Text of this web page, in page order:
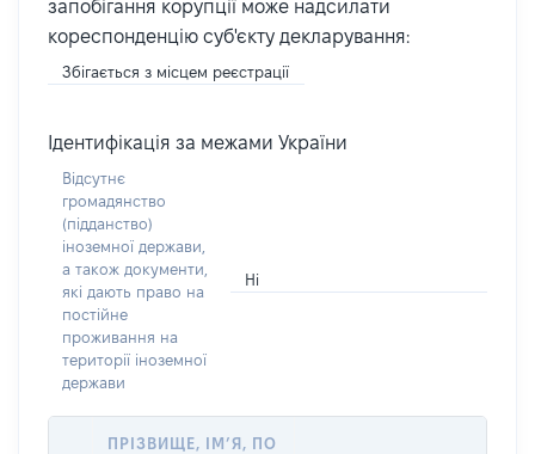
запобігання корупції може надсилати
кореспонденцію суб'єкту декларування:
Збігається з місцем реєстрації
Ідентифікація за межами України
Відсутнє
громадянство
(підданство)
іноземної держави,
а також документи,
які дають право на
постійне
проживання на
території іноземної
держави
Ні
ПРІЗВИЩЕ, ІМ’Я, ПО